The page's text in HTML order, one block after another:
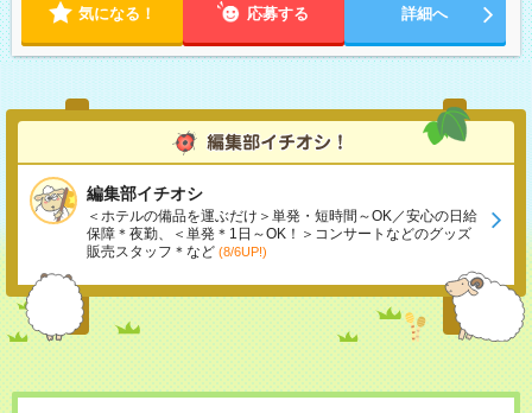
気になる！ 応募する 詳細へ
編集部イチオシ
＜ホテルの備品を運ぶだけ＞単発・短時間～OK／安心の日給
保障＊夜勤、＜単発＊1日～OK！＞コンサートなどのグッズ
販売スタッフ＊など (8/6UP!)